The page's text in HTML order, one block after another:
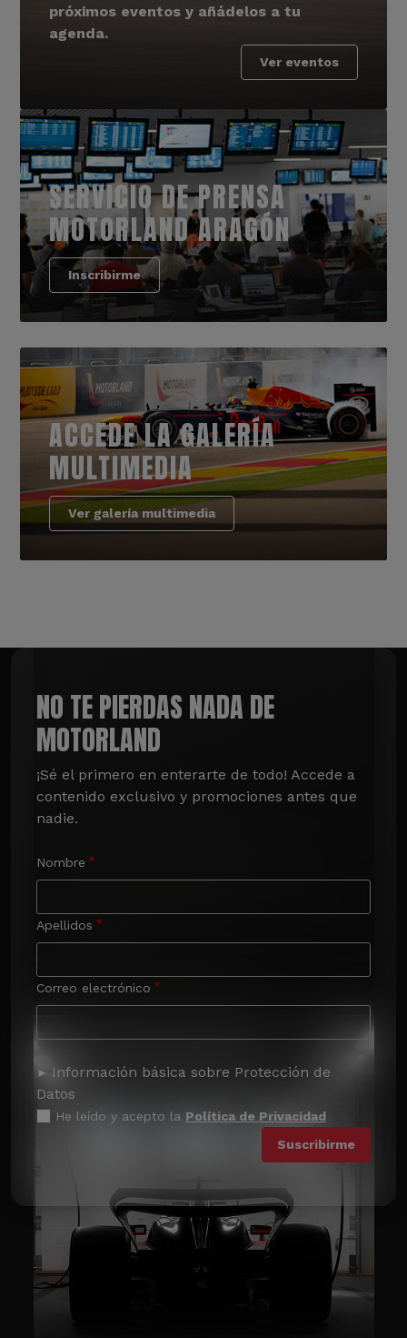
próximos eventos y añádelos a tu
agenda.
Ver eventos
SERVICIO DE PRENSA
MOTORLAND ARAGÓN
Inscribirme
ACCEDE LA GALERÍA
MULTIMEDIA
Ver galería multimedia
NO TE PIERDAS NADA DE
MOTORLAND
¡Sé el primero en enterarte de todo! Accede a
contenido exclusivo y promociones antes que
nadie.
Nombre
Apellidos
Correo electrónico
Información básica sobre Protección de
Datos
He leído y acepto la Política de Privacidad